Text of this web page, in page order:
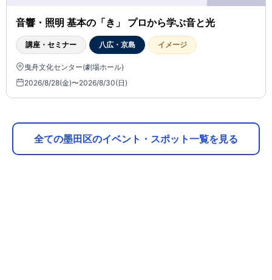
音響・照明 基本の「き」 プロから学ぶ音と光
講座・セミナー 八広・京島 イメージ
曳舟文化センター(劇場ホール)
2026/8/28(金)〜2026/8/30(日)
全ての墨田区のイベント・スポット一覧を見る